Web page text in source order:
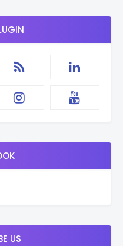
US